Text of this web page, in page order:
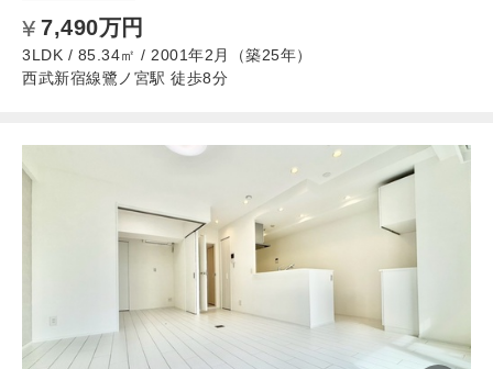
7,490万円
3LDK / 85.34㎡ / 2001年2月（築25年）
西武新宿線鷺ノ宮駅 徒歩8分